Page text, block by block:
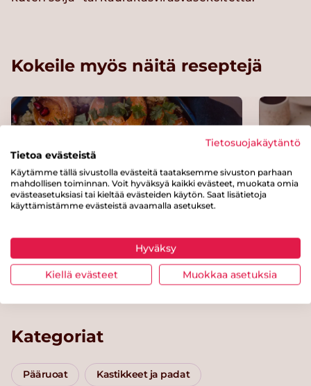
Kokeile myös näitä reseptejä
Kvinoa-myskikurpitsasalaatti
Kategoriat
Pääruoat Kastikkeet ja padat
Tietosuojakäytäntö
Tietoa evästeistä
Käytämme tällä sivustolla evästeitä taataksemme sivuston parhaan
mahdollisen toiminnan. Voit hyväksyä kaikki evästeet, muokata omia
evästeasetuksiasi tai kieltää evästeiden käytön. Saat lisätietoja
käyttämistämme evästeistä avaamalla asetukset.
Hyväksy
Kiellä evästeet Muokkaa asetuksia